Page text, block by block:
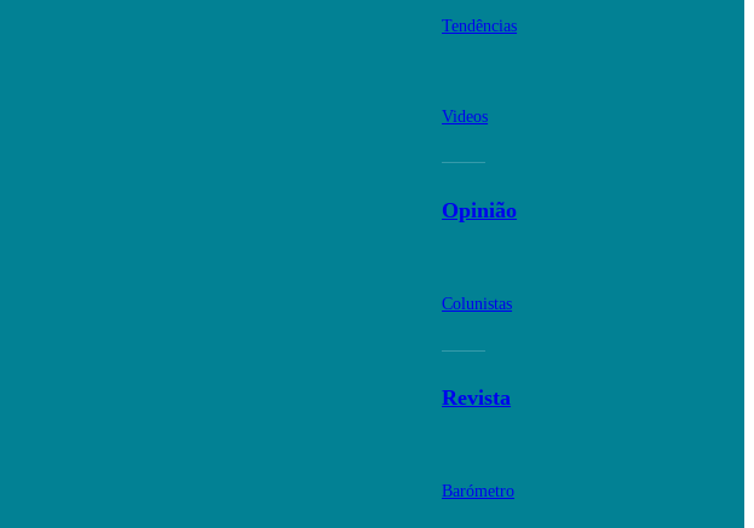
Tendências
Videos
Opinião
Colunistas
Revista
Barómetro